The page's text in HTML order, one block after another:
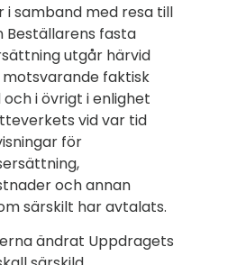
i samband med resa till
Beställarens fasta
utgår härvid
faktisk
i övrigt i enlighet
vid var tid
för
och annan
särskilt har avtalats.
ändrat Uppdragets